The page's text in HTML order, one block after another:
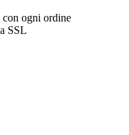
con ogni ordine
SSL